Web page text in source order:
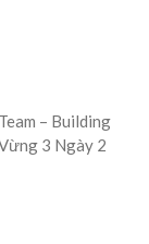
– Building
3 Ngày 2